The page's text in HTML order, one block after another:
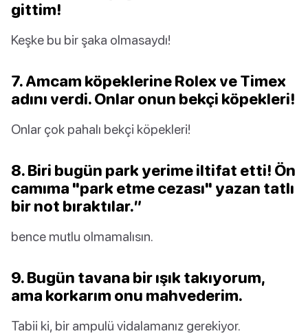
gittim!
Keşke bu bir şaka olmasaydı!
7. Amcam köpeklerine Rolex ve Timex
adını verdi. Onlar onun bekçi köpekleri!
Onlar çok pahalı bekçi köpekleri!
8. Biri bugün park yerime iltifat etti! Ön
camıma "park etme cezası" yazan tatlı
bir not bıraktılar.”
bence mutlu olmamalısın.
9. Bugün tavana bir ışık takıyorum,
ama korkarım onu mahvederim.
Tabii ki, bir ampulü vidalamanız gerekiyor.